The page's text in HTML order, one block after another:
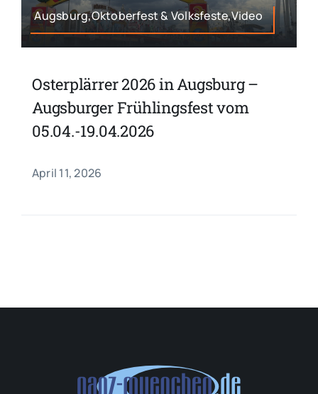
Augsburg,Oktoberfest & Volksfeste,Video
Osterplärrer 2026 in Augsburg –
Augsburger Frühlingsfest vom
05.04.-19.04.2026
April 11, 2026